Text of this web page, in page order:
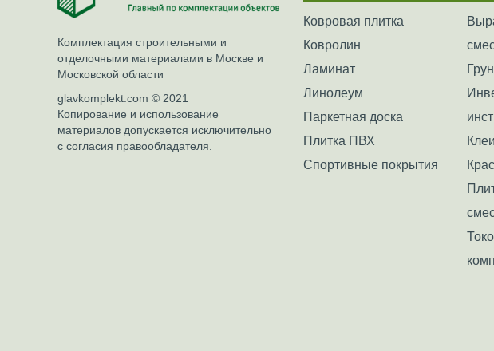
Комплектация строительными и
отделочными материалами в Москве и
Московской области
glavkomplekt.com © 2021
Копирование и использование
материалов допускается исключительно
с согласия правообладателя.
Ковровая плитка
Ковролин
Ламинат
Линолеум
Паркетная доска
Плитка ПВХ
Спортивные покрытия
Клеи